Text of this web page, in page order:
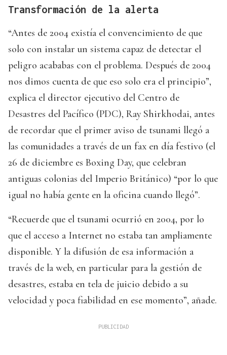
Transformación de la alerta
“Antes de 2004 existía el convencimiento de que
solo con instalar un sistema capaz de detectar el
peligro acababas con el problema. Después de 2004
nos dimos cuenta de que eso solo era el principio”,
explica el director ejecutivo del Centro de
Desastres del Pacífico (PDC), Ray Shirkhodai, antes
de recordar que el primer aviso de tsunami llegó a
las comunidades a través de un fax en día festivo (el
26 de diciembre es Boxing Day, que celebran
antiguas colonias del Imperio Británico) “por lo que
igual no había gente en la oficina cuando llegó”.
“Recuerde que el tsunami ocurrió en 2004, por lo
que el acceso a Internet no estaba tan ampliamente
disponible. Y la difusión de esa información a
través de la web, en particular para la gestión de
desastres, estaba en tela de juicio debido a su
velocidad y poca fiabilidad en ese momento”, añade.